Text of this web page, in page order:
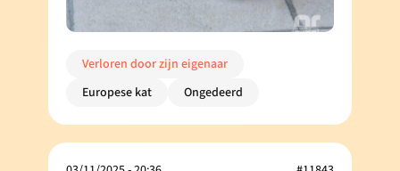
Verloren door zijn eigenaar
Europese kat
Ongedeerd